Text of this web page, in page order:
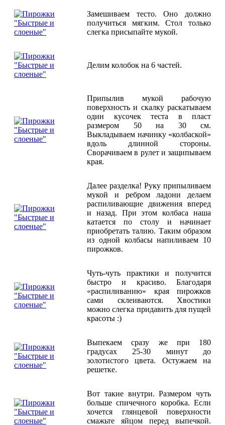
Замешиваем тесто. Оно должно
получиться мягким. Стол только
слегка присыпайте мукой.
Делим колобок на 6 частей.
Припылив мукой рабочую
поверхность и скалку раскатываем
один кусочек теста в пласт
размером 50 на 30 см.
Выкладываем начинку «колбаской»
вдоль длинной стороны.
Сворачиваем в рулет и защипываем
края.
Далее разделка! Руку припыливаем
мукой и ребром ладони делаем
распиливающие движения вперед
и назад. При этом колбаса наша
катается по столу и начинает
приобретать талию. Таким образом
из одной колбасы напиливаем 10
пирожков.
Чуть-чуть практики и получится
быстро и красиво. Благодаря
«распиливанию» края пирожков
сами склеиваются. Хвостики
можно слегка придавить для пущей
красоты :)
Выпекаем сразу же при 180
градусах 25-30 минут до
золотистого цвета. Остужаем на
решетке.
Вот такие внутри. Размером чуть
больше спичечного коробка. Если
хочется глянцевой поверхности
смажьте яйцом перед выпечкой.